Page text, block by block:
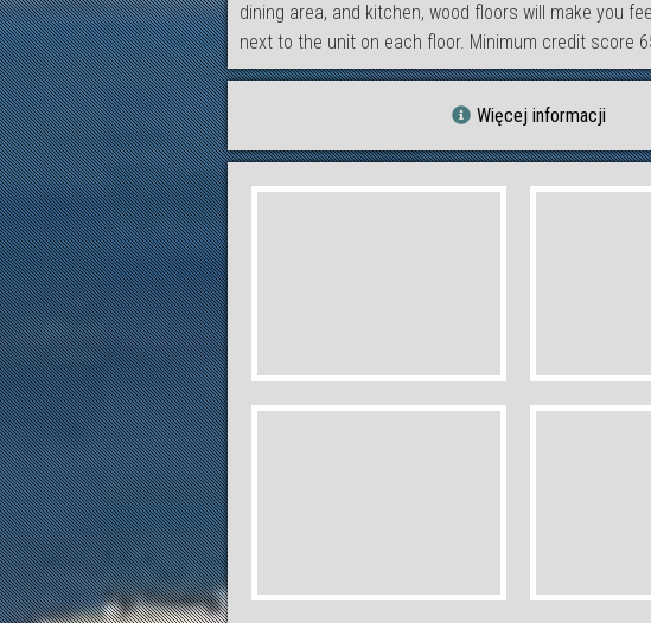
dining area, and kitchen, wood floors will make you
next to the unit on each floor. Minimum credit score
Więcej informacji